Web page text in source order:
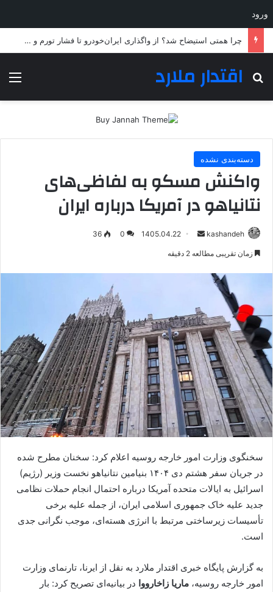
ورود
چرا همتی استیضاح شد؟ از واگذاری ایران‌خودرو تا فشار تورم و سقوط قدرت خرید مردم
اقتدار ملارد
جستجو برای
دسته‌بندی نشده
واکنش مسکو به لفاظی‌های
نتانیاهو در آمریکا درباره ایران
kashandeh
ارسال1405.04.22
0
36
زمان تقریبی مطالعه 2 دقیقه
سخنگوی وزارت امور خارجه روسیه اعلام کرد: سخنان مطرح شده
در جریان سفر هشتم دی ۱۴۰۴ بنیامین نتانیاهو نخست‌ وزیر (رژیم)
اسرائیل به ایالات متحده آمریکا درباره احتمال انجام حملات نظامی
جدید علیه خاک جمهوری اسلامی ایران، از جمله علیه برخی
تأسیسات زیرساختی مرتبط با انرژی هسته‌ای، موجب نگرانی جدی
است.
به گزارش پایگاه خبری اقتدار ملارد به نقل از ایرنا، تارنمای وزارت
امور خارجه روسیه،‌ ماریا زاخارووا در بیانیه‌ای تصریح کرد:‌ بار